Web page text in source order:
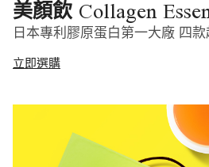
美顏飲 Collagen
日本專利膠原蛋白第一大廠 四
立即選購